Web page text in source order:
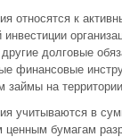
относятся к
долговые
финансовые
займы на
учитываются в
ценным бумагам